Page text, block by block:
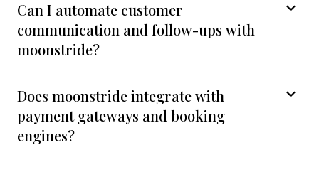
Can I automate customer
communication and follow-ups with
moonstride?
Does moonstride integrate with
payment gateways and booking
engines?